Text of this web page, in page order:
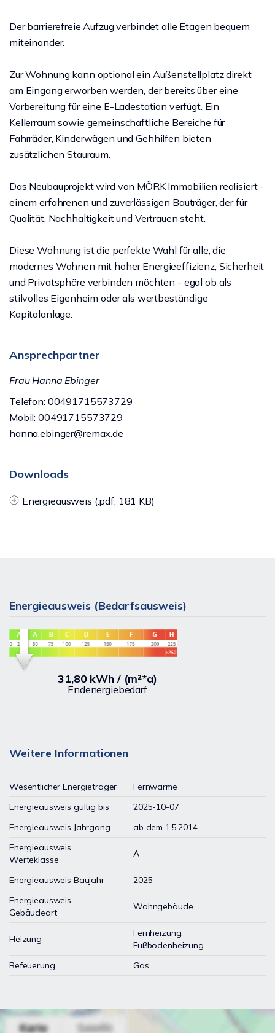
Der barrierefreie Aufzug verbindet alle Etagen bequem
miteinander.
Zur Wohnung kann optional ein Außenstellplatz direkt
am Eingang erworben werden, der bereits über eine
Vorbereitung für eine E-Ladestation verfügt. Ein
Kellerraum sowie gemeinschaftliche Bereiche für
Fahrräder, Kinderwägen und Gehhilfen bieten
zusätzlichen Stauraum.
Das Neubauprojekt wird von MÖRK Immobilien realisiert -
einem erfahrenen und zuverlässigen Bauträger, der für
Qualität, Nachhaltigkeit und Vertrauen steht.
Diese Wohnung ist die perfekte Wahl für alle, die
modernes Wohnen mit hoher Energieeffizienz, Sicherheit
und Privatsphäre verbinden möchten - egal ob als
stilvolles Eigenheim oder als wertbeständige
Kapitalanlage.
Ansprechpartner
Frau Hanna Ebinger
Telefon: 00491715573729
Mobil: 00491715573729
hanna.ebinger@remax.de
Downloads
Energieausweis (.pdf, 181 KB)
Energieausweis (Bedarfsausweis)
31,80 kWh / (m²*a)
Endenergiebedarf
Weitere Informationen
Wesentlicher Energieträger
Fernwärme
Energieausweis gültig bis
2025-10-07
Energieausweis Jahrgang
ab dem 1.5.2014
Energieausweis
Werteklasse
A
Energieausweis Baujahr
2025
Energieausweis
Gebäudeart
Wohngebäude
Heizung
Fernheizung,
Fußbodenheizung
Befeuerung
Gas